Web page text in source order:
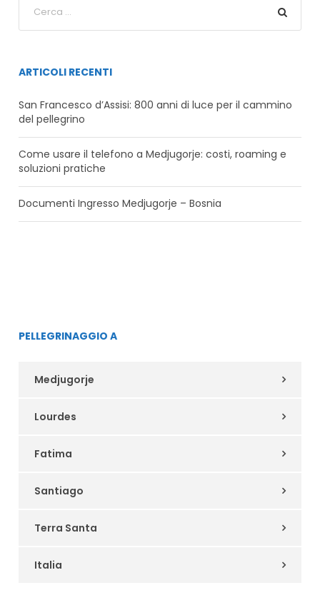
ARTICOLI RECENTI
San Francesco d’Assisi: 800 anni di luce per il cammino
del pellegrino
Come usare il telefono a Medjugorje: costi, roaming e
soluzioni pratiche
Documenti Ingresso Medjugorje – Bosnia
PELLEGRINAGGIO A
Medjugorje
Lourdes
Fatima
Santiago
Terra Santa
Italia